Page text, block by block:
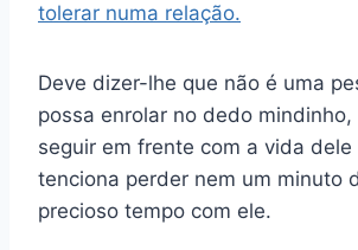
tolerar numa relação.
Deve dizer-lhe que não é uma
possa enrolar no dedo
seguir em frente com a vida dele
tenciona perder nem um minuto
precioso tempo com ele.